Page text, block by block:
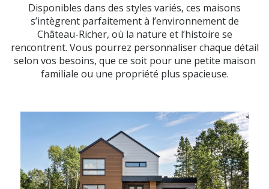
Disponibles dans des styles variés, ces maisons
s’intègrent parfaitement à l’environnement de
Château-Richer, où la nature et l’histoire se
rencontrent. Vous pourrez personnaliser chaque détail
selon vos besoins, que ce soit pour une petite maison
familiale ou une propriété plus spacieuse.